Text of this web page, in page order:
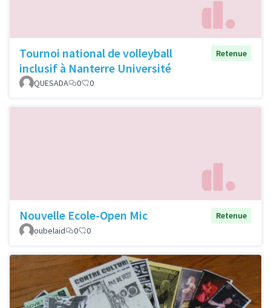
Tournoi national de volleyball
inclusif à Nanterre Université
Retenue
QUESADA 0 0
Nouvelle Ecole-Open Mic
Retenue
oubelaid
0 0